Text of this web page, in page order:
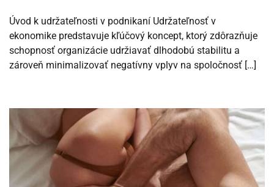
Úvod k udržateľnosti v podnikaní Udržateľnosť v
ekonomike predstavuje kľúčový koncept, ktorý zdôrazňuje
schopnosť organizácie udržiavať dlhodobú stabilitu a
zároveň minimalizovať negatívny vplyv na spoločnosť […]